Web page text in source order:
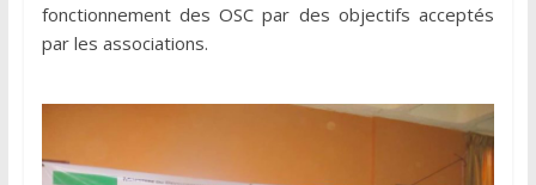
fonctionnement des OSC par des objectifs acceptés
par les associations.